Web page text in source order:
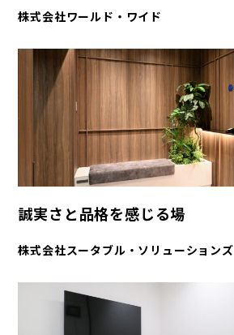
株式会社ワールド・ワイド
誠実さと品格を感じる場
株式会社スータブル・ソリューションズ